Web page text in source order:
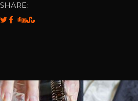
SHARE: